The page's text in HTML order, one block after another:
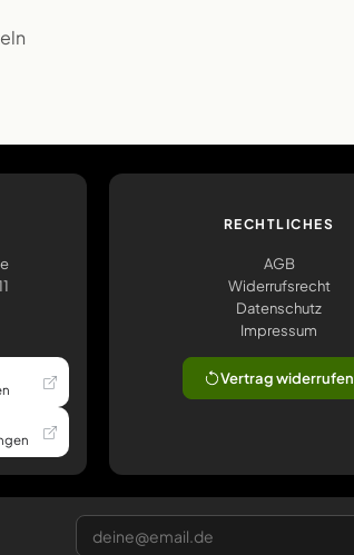
RECHTLICHES
AGB
Widerrufsrecht
Datenschutz
Impressum
Vertrag widerrufen